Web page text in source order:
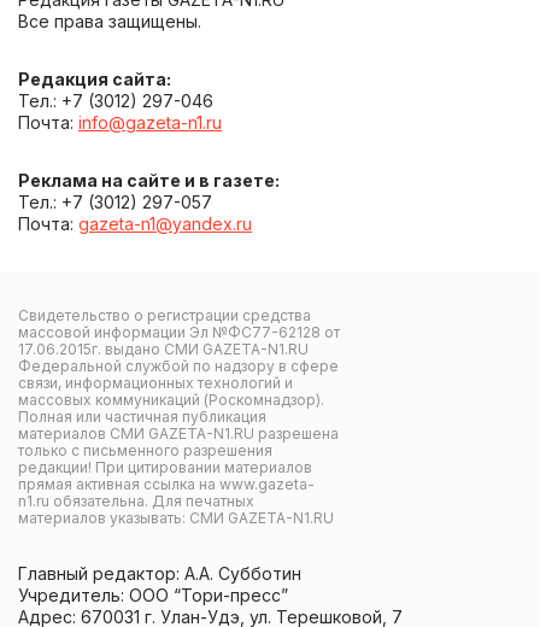
Все права защищены.
Редакция сайта:
Тел.: +7 (3012) 297-046
Почта: info@gazeta-n1.ru
Реклама на сайте и в газете:
Тел.: +7 (3012) 297-057
Почта: gazeta-n1@yandex.ru
Свидетельство о регистрации средства
массовой информации Эл №ФС77-62128 от
17.06.2015г. выдано СМИ GAZETA-N1.RU
Федеральной службой по надзору в сфере
связи, информационных технологий и
массовых коммуникаций (Роскомнадзор).
Полная или частичная публикация
материалов СМИ GAZETA-N1.RU разрешена
только с письменного разрешения
редакции! При цитировании материалов
прямая активная ссылка на www.gazeta-
n1.ru обязательна. Для печатных
материалов указывать: СМИ GAZETA-N1.RU
Главный редактор: А.А. Субботин
Учредитель: ООО “Тори-пресс”
Адрес: 670031 г. Улан-Удэ, ул. Терешковой, 7